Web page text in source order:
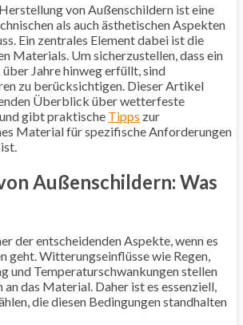
von Außenschildern ist eine
als auch ästhetischen Aspekten
Ein zentrales Element dabei ist die
Materials. Um sicherzustellen, dass ein
Jahre hinweg erfüllt, sind
zu berücksichtigen. Dieser Artikel
Überblick über wetterfeste
gibt praktische Tipps zur
Material für spezifische Anforderungen
Außenschildern: Was
der entscheidenden Aspekte, wenn es
geht. Witterungseinflüsse wie Regen,
und Temperaturschwankungen stellen
das Material. Daher ist es essenziell,
die diesen Bedingungen standhalten